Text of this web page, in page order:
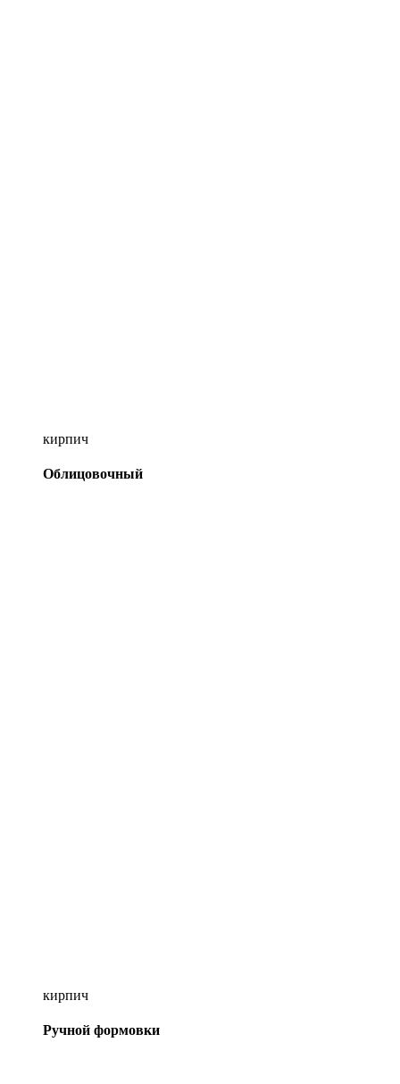
кирпич
Облицовочный
кирпич
Ручной формовки